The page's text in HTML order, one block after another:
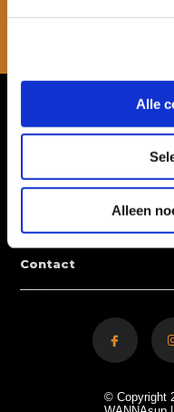
Alle
Alleen
Contact
© Copyright